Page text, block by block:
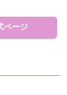
ページ